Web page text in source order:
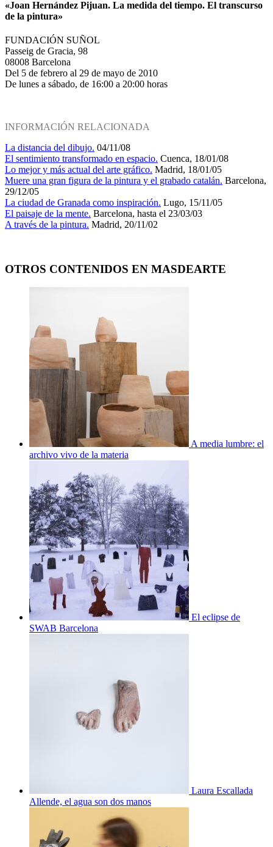
«Joan Hernández Pijuan. La medida del tiempo. El transcurso
de la pintura»
FUNDACIÓN SUÑOL
Passeig de Gracia, 98
08008 Barcelona
Del 5 de febrero al 29 de mayo de 2010
De lunes a sábado, de 16:00 a 20:00 horas
INFORMACIÓN RELACIONADA
La distancia del dibujo. 04/11/08
El sentimiento transformado en espacio. Cuenca, 18/01/08
Lo mejor y más actual del arte gráfico. Madrid, 18/01/05
Muere una gran figura de la pintura y el grabado catalán. Barcelona,
29/12/05
La ciudad de Granada como inspiración. Lugo, 15/11/05
El paisaje de la mente. Barcelona, hasta el 23/03/03
A través de la pintura. Madrid, 20/11/02
OTROS CONTENIDOS EN MASDEARTE
A media lumbre: el
archivo vivo de la materia
El eclipse de
SWAB Barcelona
Laura Escallada
Allende, el agua son dos manos